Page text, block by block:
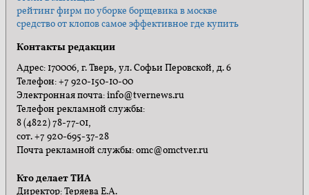
рейтинг фирм по уборке борщевика в москве
средство от клопов самое эффективное где купить
Контакты редакции
Адрес: 170006, г. Тверь, ул. Софьи Перовской, д. 6
Телефон: +7 920-150-10-00
Электронная почта: info@tvernews.ru
Телефон рекламной службы:
8 (4822) 78-77-01,
сот. +7 920-695-37-28
Почта рекламной службы: omc@omctver.ru
Кто делает ТИА
Директор: Теряева Е.А.